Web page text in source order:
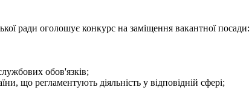
ради оголошує конкурс на заміщення вакантної посади:
обов'язків;
що регламентують діяльність у відповідній сфері;